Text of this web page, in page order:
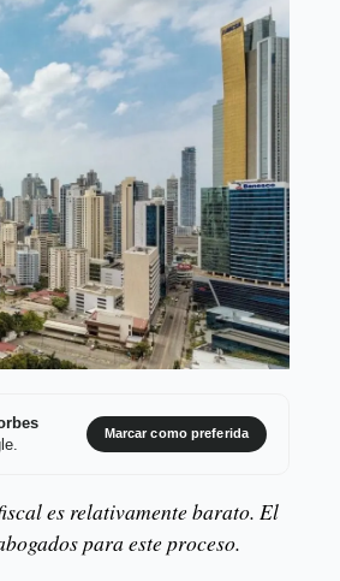
Marcar como preferida
es relativamente barato. El
para este proceso.